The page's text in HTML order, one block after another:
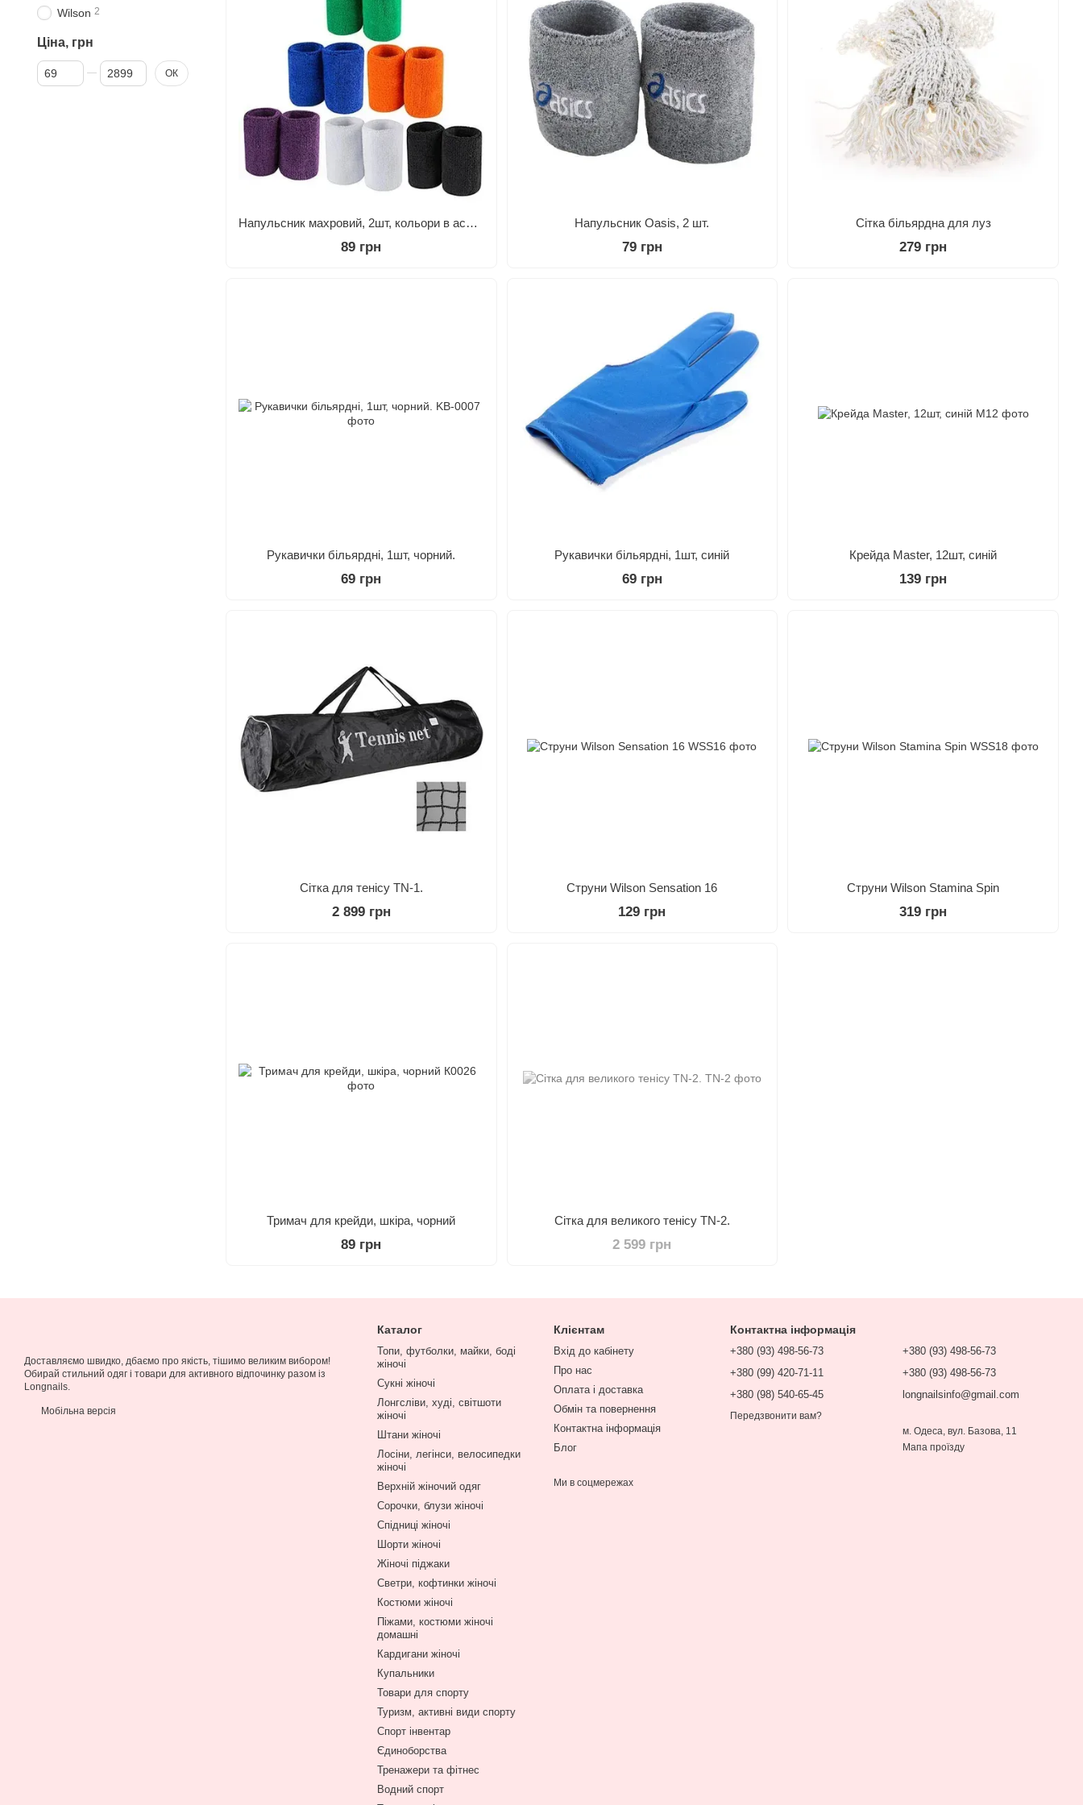
Напульсник махровий, 2шт, кольори в асортименті
89 грн
Напульсник Oasis, 2 шт.
79 грн
Сітка більярдна для луз
279 грн
Рукавички більярдні, 1шт, чорний.
69 грн
Рукавички більярдні, 1шт, синій
69 грн
Крейда Master, 12шт, синій
139 грн
Сітка для тенісу TN-1.
2 899 грн
Струни Wilson Sensation 16
129 грн
Струни Wilson Stamina Spin
319 грн
Тримач для крейди, шкіра, чорний
89 грн
Сітка для великого тенісу TN-2.
2 599 грн
Wilson 2
Ціна, грн
Від Ціна, грн
До Ціна, грн ОК
Доставляємо швидко, дбаємо про якість, тішимо великим вибором!
Обирай стильний одяг і товари для активного відпочинку разом із
Longnails.
Мобільна версія
Каталог
Топи, футболки, майки, боді
жіночі
Сукні жіночі
Лонгсліви, худі, світшоти
жіночі
Штани жіночі
Лосіни, легінси, велосипедки
жіночі
Верхній жіночий одяг
Сорочки, блузи жіночі
Спідниці жіночі
Шорти жіночі
Жіночі піджаки
Светри, кофтинки жіночі
Костюми жіночі
Піжами, костюми жіночі
домашні
Кардигани жіночі
Купальники
Товари для спорту
Туризм, активні види спорту
Спорт інвентар
Єдиноборства
Тренажери та фітнес
Водний спорт
Клієнтам
Вхід до кабінету
Про нас
Оплата і доставка
Обмін та повернення
Контактна інформація
Блог
Ми в соцмережах
Контактна інформація
+380 (93) 498-56-73
+380 (99) 420-71-11
+380 (98) 540-65-45
Передзвонити вам?
+380 (93) 498-56-73
+380 (93) 498-56-73
longnailsinfo@gmail.com
м. Одеса, вул. Базова, 11
Мапа проїзду